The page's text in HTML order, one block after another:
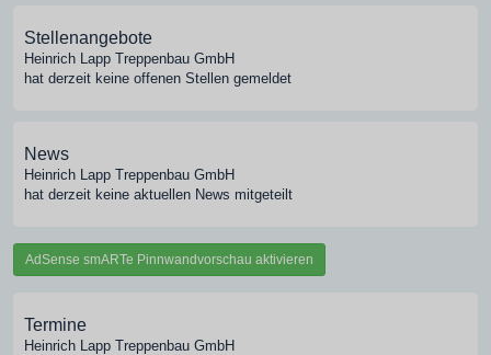
Stellenangebote
Heinrich Lapp Treppenbau GmbH
hat derzeit keine offenen Stellen gemeldet
News
Heinrich Lapp Treppenbau GmbH
hat derzeit keine aktuellen News mitgeteilt
AdSense smARTe Pinnwandvorschau aktivieren
Termine
Heinrich Lapp Treppenbau GmbH